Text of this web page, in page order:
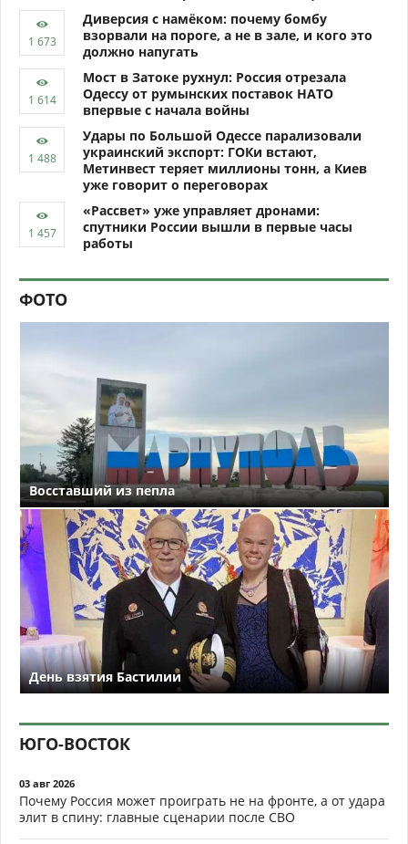
Диверсия с намёком: почему бомбу
взорвали на пороге, а не в зале, и кого это
должно напугать
Мост в Затоке рухнул: Россия отрезала
Одессу от румынских поставок НАТО
впервые с начала войны
Удары по Большой Одессе парализовали
украинский экспорт: ГОКи встают,
Метинвест теряет миллионы тонн, а Киев
уже говорит о переговорах
«Рассвет» уже управляет дронами:
спутники России вышли в первые часы
работы
ФОТО
Восставший из пепла
День взятия Бастилии
ЮГО-ВОСТОК
03 авг 2026
Почему Россия может проиграть не на фронте, а от удара
элит в спину: главные сценарии после СВО